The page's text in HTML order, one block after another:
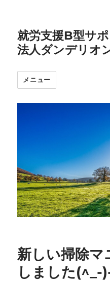
就労支援B型サ
法人ダンデリオ
メニュー
新しい掃除マ
しました